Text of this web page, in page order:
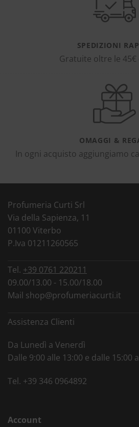
SPEDIZIONI
Gratuite oltre le 45€
OMAGGI &
In ogni acquisto aggiungiamo
Profumeria Curti Srl
Via della Sapienza, 11
01100 Viterbo
P.Iva 01211260565
Tel. +39 0761 220211
09.00/13.00 - 15.00/18.00
Mail shop@profumeriacurti.it
Assistenza Clienti
Da Lunedì a Venerdì
Dalle 9:00 alle 13:00 e dalle 15:00
Tel. +39 346 0964892
Account